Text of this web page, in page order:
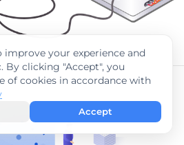
improve your experience and
By clicking "Accept", you
of cookies in accordance with
Accept